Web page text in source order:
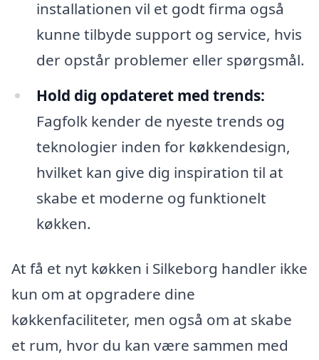
installationen vil et godt firma også
kunne tilbyde support og service, hvis
der opstår problemer eller spørgsmål.
Hold dig opdateret med trends:
Fagfolk kender de nyeste trends og
teknologier inden for køkkendesign,
hvilket kan give dig inspiration til at
skabe et moderne og funktionelt
køkken.
At få et nyt køkken i Silkeborg handler ikke
kun om at opgradere dine
køkkenfaciliteter, men også om at skabe
et rum, hvor du kan være sammen med